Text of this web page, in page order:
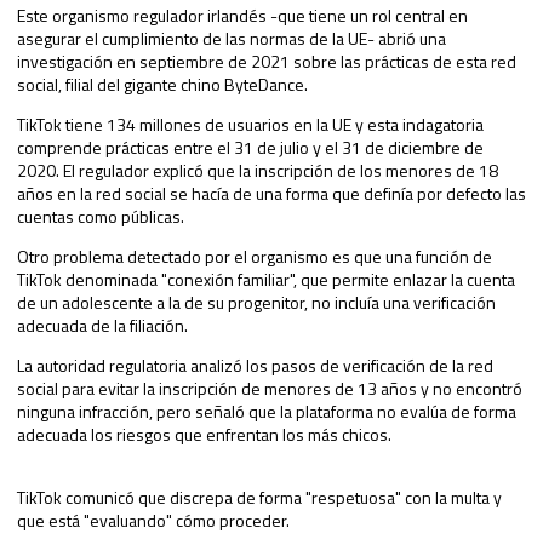
Este organismo regulador irlandés -que tiene un rol central en
asegurar el cumplimiento de las normas de la UE- abrió una
investigación en septiembre de 2021 sobre las prácticas de esta red
social, filial del gigante chino ByteDance.
TikTok tiene 134 millones de usuarios en la UE y esta indagatoria
comprende prácticas entre el 31 de julio y el 31 de diciembre de
2020. El regulador explicó que la inscripción de los menores de 18
años en la red social se hacía de una forma que definía por defecto las
cuentas como públicas.
Otro problema detectado por el organismo es que una función de
TikTok denominada "conexión familiar", que permite enlazar la cuenta
de un adolescente a la de su progenitor, no incluía una verificación
adecuada de la filiación.
La autoridad regulatoria analizó los pasos de verificación de la red
social para evitar la inscripción de menores de 13 años y no encontró
ninguna infracción, pero señaló que la plataforma no evalúa de forma
adecuada los riesgos que enfrentan los más chicos.
TikTok comunicó que discrepa de forma "respetuosa" con la multa y
que está "evaluando" cómo proceder.